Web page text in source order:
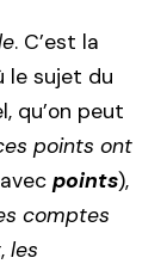
. C’est la
le sujet du
qu’on peut
points ont
points),
comptes
, les